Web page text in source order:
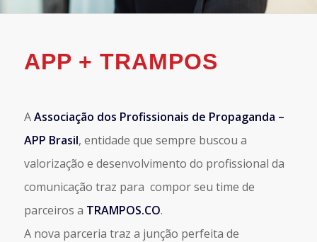
APP + TRAMPOS
AAssociação dos Profissionais de Propaganda –
APP Brasil, entidade que sempre buscou a
valorização e desenvolvimento do profissional da
comunicação traz para compor seu time de
parceiros a TRAMPOS.CO.
A nova parceria traz a junção perfeita de